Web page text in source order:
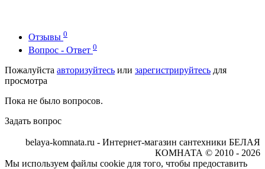
Отзывы 0
Вопрос - Ответ 0
Пожалуйста авторизуйтесь или зарегистрируйтесь для
просмотра
Пока не было вопросов.
Задать вопрос
belaya-komnata.ru - Интернет-магазин сантехники БЕЛАЯ
КОМНАТА © 2010 - 2026
Мы используем файлы cookie для того, чтобы предоставить